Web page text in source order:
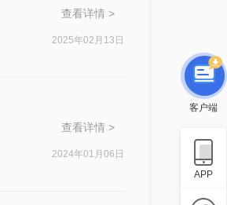
查看详情 >
2025年02月13日
查看详情 >
2024年01月06日
客户端
APP